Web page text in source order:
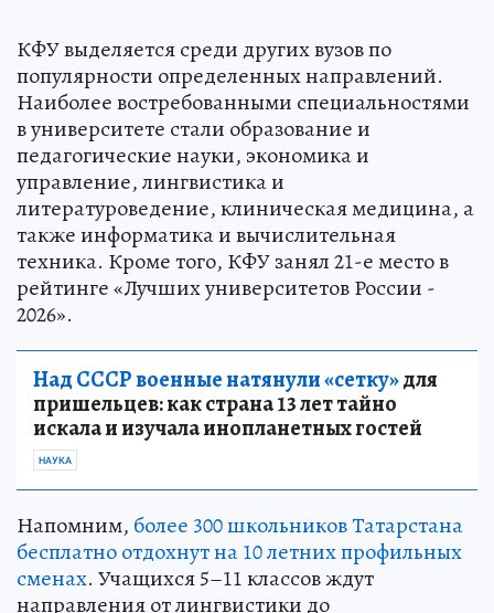
КФУ выделяется среди других вузов по
популярности определенных направлений.
Наиболее востребованными специальностями
в университете стали образование и
педагогические науки, экономика и
управление, лингвистика и
литературоведение, клиническая медицина, а
также информатика и вычислительная
техника. Кроме того, КФУ занял 21-е место в
рейтинге «Лучших университетов России -
2026».
Над СССР военные натянули «сетку»для
пришельцев: как страна 13 лет тайно
искала и изучала инопланетных гостей
НАУКА
Напомним, более 300 школьников Татарстана
бесплатно отдохнут на 10 летних профильных
сменах. Учащихся 5–11 классов ждут
направления от лингвистики до